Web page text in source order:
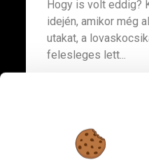
Hogy is volt eddig?
idején, amikor még
utakat, a
felesleges lett...